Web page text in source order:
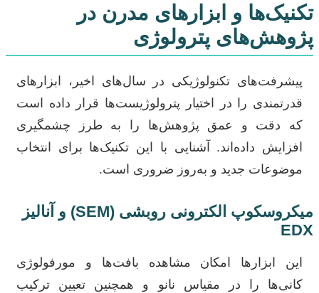
تکنیک‌ها و ابزارهای مدرن در
پژوهش‌های پترولوژی
پیشرفت‌های تکنولوژیکی در سال‌های اخیر، ابزارهای
قدرتمندی را در اختیار پترولوژیست‌ها قرار داده است
که دقت و عمق پژوهش‌ها را به طرز چشمگیری
افزایش داده‌اند. آشنایی با این تکنیک‌ها برای انتخاب
موضوعات جدید و به‌روز ضروری است.
میکروسکوپ الکترونی روبشی (SEM) و آنالیز
EDX
این ابزارها امکان مشاهده بافت‌ها و مورفولوژی
کانی‌ها را در مقیاس نانو و همچنین تعیین ترکیب